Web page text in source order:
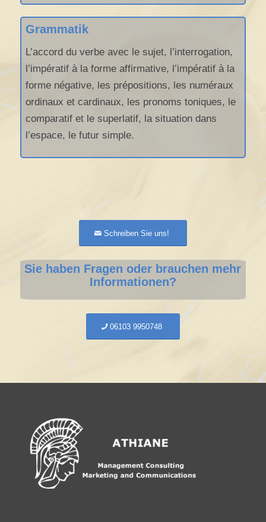
Grammatik
L’accord du verbe avec le sujet, l’interrogation,
l’impératif à la forme affirmative, l’impératif à la
forme négative, les prépositions, les numéraux
ordinaux et cardinaux, les pronoms toniques, le
comparatif et le superlatif, la situation dans
l’espace, le futur simple.
Schreiben Sie uns!
Sie haben Fragen oder brauchen mehr
Informationen?
06103 9950748